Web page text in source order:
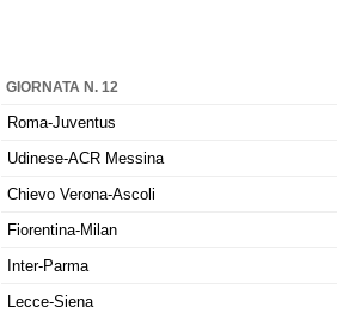
GIORNATA N. 12
Roma-Juventus
Udinese-ACR Messina
Chievo Verona-Ascoli
Fiorentina-Milan
Inter-Parma
Lecce-Siena